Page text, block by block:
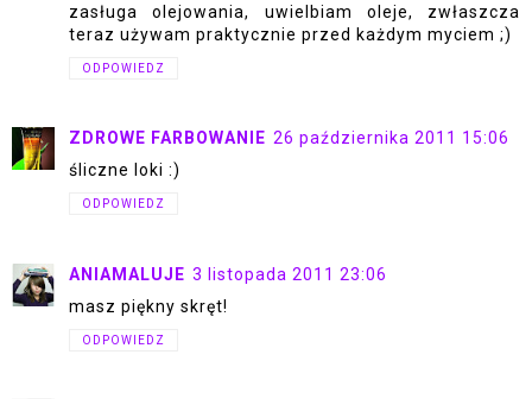
zasługa olejowania, uwielbiam oleje, zwłaszcza
teraz używam praktycznie przed każdym myciem ;)
ODPOWIEDZ
ZDROWE FARBOWANIE 26 października 2011 15:06
śliczne loki :)
ODPOWIEDZ
ANIAMALUJE 3 listopada 2011 23:06
masz piękny skręt!
ODPOWIEDZ